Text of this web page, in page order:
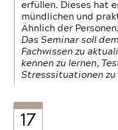
erfüllen. Dieses hat
mündlichen und
Ähnlich der
Das Seminar soll
Fachwissen zu
kennen zu lernen,
Stresssituationen
17